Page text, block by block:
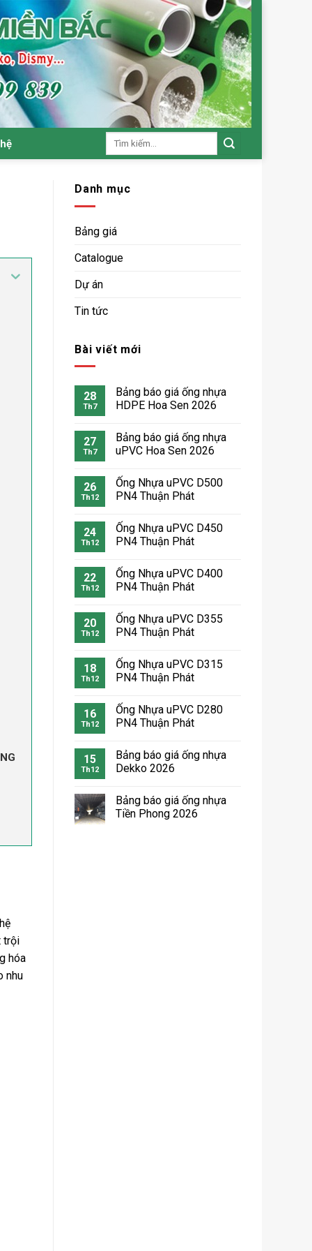
Tìm
trội
hóa
nhu
Danh mục
Bảng giá
Catalogue
Dự án
Tin tức
Bài viết mới
28
Th7
Bảng báo giá ống nhựa
HDPE Hoa Sen 2026
27
Th7
Bảng báo giá ống nhựa
uPVC Hoa Sen 2026
26
Th12
Ống Nhựa uPVC D500
PN4 Thuận Phát
24
Th12
Ống Nhựa uPVC D450
PN4 Thuận Phát
22
Th12
Ống Nhựa uPVC D400
PN4 Thuận Phát
20
Th12
Ống Nhựa uPVC D355
PN4 Thuận Phát
18
Th12
Ống Nhựa uPVC D315
PN4 Thuận Phát
16
Th12
Ống Nhựa uPVC D280
PN4 Thuận Phát
15
Th12
Bảng báo giá ống nhựa
Dekko 2026
Bảng báo giá ống nhựa
Tiền Phong 2026